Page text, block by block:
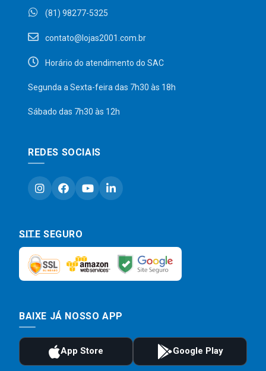
(81) 98277-5325
contato@lojas2001.com.br
Horário do atendimento do SAC
Segunda a Sexta-feira das 7h30 às 18h
Sábado das 7h30 às 12h
REDES SOCIAIS
SITE SEGURO
BAIXE JÁ NOSSO APP